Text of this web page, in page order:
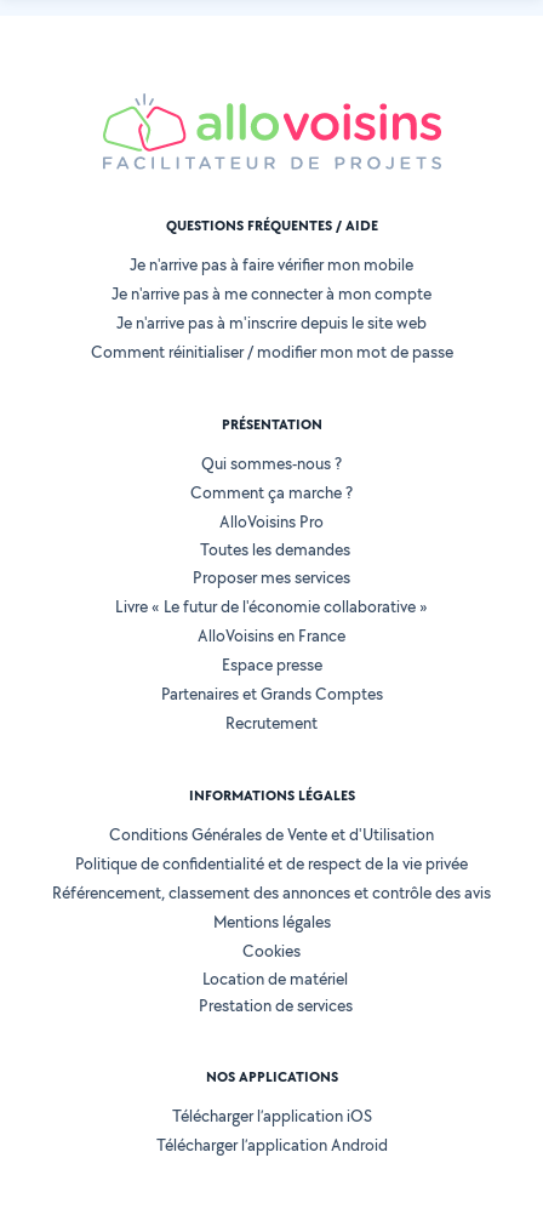
QUESTIONS FRÉQUENTES / AIDE
Je n'arrive pas à faire vérifier mon mobile
Je n'arrive pas à me connecter à mon compte
Je n'arrive pas à m'inscrire depuis le site web
Comment réinitialiser / modifier mon mot de passe
PRÉSENTATION
Qui sommes-nous ?
Comment ça marche ?
AlloVoisins Pro
Toutes les demandes
Proposer mes services
Livre « Le futur de l'économie collaborative »
AlloVoisins en France
Espace presse
Partenaires et Grands Comptes
Recrutement
INFORMATIONS LÉGALES
Conditions Générales de Vente et d'Utilisation
Politique de confidentialité et de respect de la vie privée
Référencement, classement des annonces et contrôle des avis
Mentions légales
Cookies
Location de matériel
Prestation de services
NOS APPLICATIONS
Télécharger l’application iOS
Télécharger l’application Android